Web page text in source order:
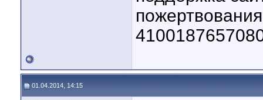
01.04.2014, 14:15